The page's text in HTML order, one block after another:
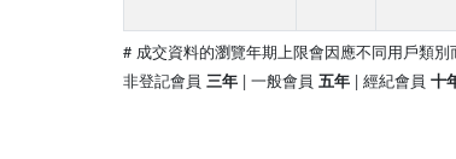
# 成交資料的瀏覽年期上限會因應不同用戶類別
非登記會員 三年 | 一般會員 五年 | 經紀會員 十